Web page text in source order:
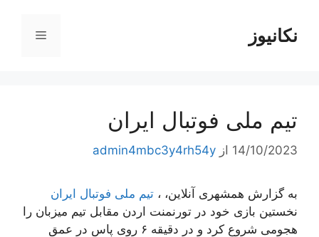
محتوانکانیوز فهرست
تیم ملی فوتبال ایران
14/10/2023 از admin4mbc3y4rh54y
به گزارش همشهری آنلاین، ، تیم ملی فوتبال ایران
نخستین بازی خود در تورنمنت اردن مقابل تیم میزبان را
هجومی شروع کرد و در دقیقه ۶ روی پاس در عمق